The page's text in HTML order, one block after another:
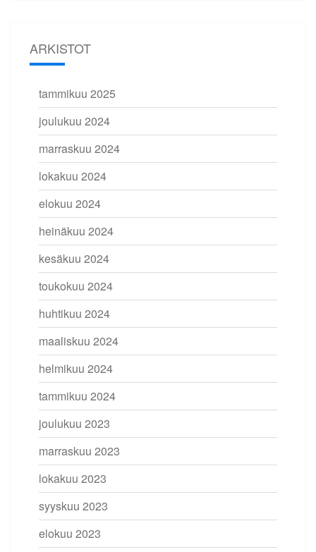
ARKISTOT
tammikuu 2025
joulukuu 2024
marraskuu 2024
lokakuu 2024
elokuu 2024
heinäkuu 2024
kesäkuu 2024
toukokuu 2024
huhtikuu 2024
maaliskuu 2024
helmikuu 2024
tammikuu 2024
joulukuu 2023
marraskuu 2023
lokakuu 2023
syyskuu 2023
elokuu 2023